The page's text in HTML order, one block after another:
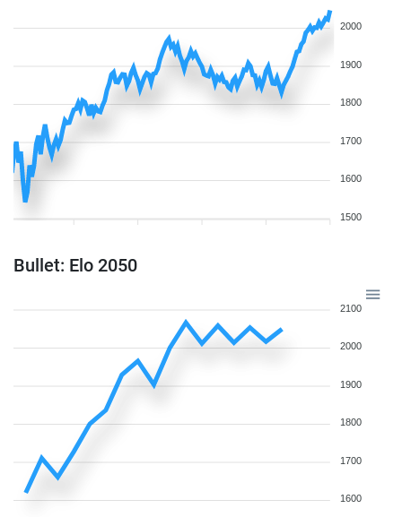
2000
1900
1800
1700
1600
1500
Bullet: Elo 2050
2100
2000
1900
1800
1700
1600